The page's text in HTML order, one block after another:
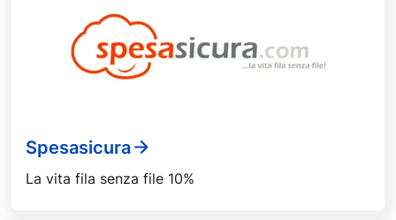
Spesasicura
La vita fila senza file 10%